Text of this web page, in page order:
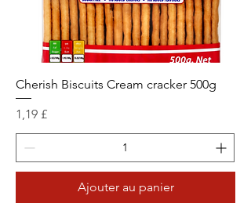
Cherish Biscuits Cream cracker 500g
Prix
1,19 £
Ajouter au panier